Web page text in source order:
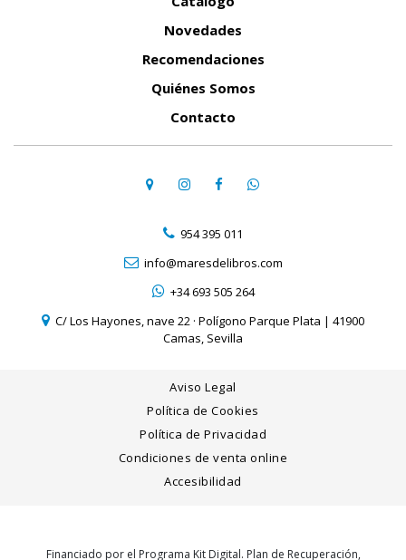
Novedades
Recomendaciones
Quiénes Somos
Contacto
954 395 011
info@maresdelibros.com
+34 693 505 264
C/ Los Hayones, nave 22 · Polígono Parque Plata | 41900
Camas, Sevilla
Aviso Legal
Política de Cookies
Política de Privacidad
Condiciones de venta online
Accesibilidad
Financiado por el Programa Kit Digital. Plan de Recuperación,